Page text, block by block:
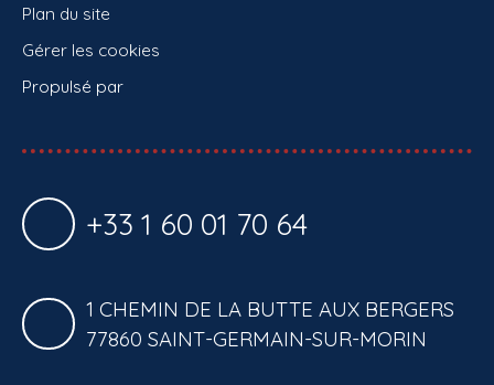
Plan du site
Gérer les cookies
Propulsé par
+33 1 60 01 70 64
1 CHEMIN DE LA BUTTE AUX BERGERS
77860 SAINT-GERMAIN-SUR-MORIN